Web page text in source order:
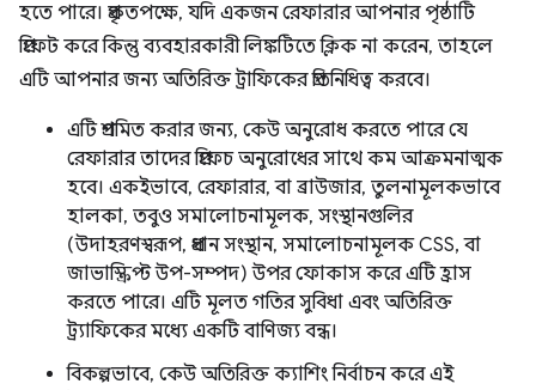
হতে পারে। প্রকৃতপক্ষে, যদি একজন রেফারার আপনার পৃষ্ঠাটি
প্রিফেট করে কিন্তু ব্যবহারকারী লিঙ্কটিতে ক্লিক না করেন, তাহলে
এটি আপনার জন্য অতিরিক্ত ট্রাফিকের প্রতিনিধিত্ব করবে।
এটি প্রশমিত করার জন্য, কেউ অনুরোধ করতে পারে যে
রেফারার তাদের প্রিফেচ অনুরোধের সাথে কম আক্রমনাত্মক
হবে। একইভাবে, রেফারার, বা ব্রাউজার, তুলনামূলকভাবে
হালকা, তবুও সমালোচনামূলক, সংস্থানগুলির
(উদাহরণস্বরূপ, প্রধান সংস্থান, সমালোচনামূলক CSS, বা
জাভাস্ক্রিপ্ট উপ-সম্পদ) উপর ফোকাস করে এটি হ্রাস
করতে পারে। এটি মূলত গতির সুবিধা এবং অতিরিক্ত
ট্র্যাফিকের মধ্যে একটি বাণিজ্য বন্ধ।
বিকল্পভাবে, কেউ অতিরিক্ত ক্যাশিং নির্বাচন করে এই